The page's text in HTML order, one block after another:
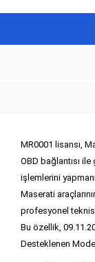
MR0001 lisansı,
OBD bağlantısı
işlemlerini
Maserati
profesyonel
Bu özellik,
Desteklenen